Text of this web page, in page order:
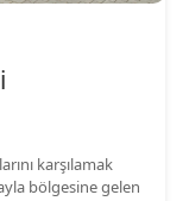
karşılamak
bölgesine gelen